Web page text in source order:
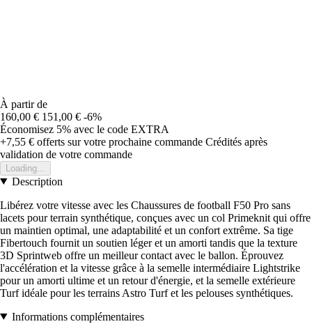
À partir de
160,00 € 151,00 € -6%
Économisez 5% avec le code EXTRA
+7,55 € offerts sur votre prochaine commande Crédités après
validation de votre commande
Loading...
Description
Libérez votre vitesse avec les Chaussures de football F50 Pro sans
lacets pour terrain synthétique, conçues avec un col Primeknit qui offre
un maintien optimal, une adaptabilité et un confort extrême. Sa tige
Fibertouch fournit un soutien léger et un amorti tandis que la texture
3D Sprintweb offre un meilleur contact avec le ballon. Éprouvez
l'accélération et la vitesse grâce à la semelle intermédiaire Lightstrike
pour un amorti ultime et un retour d'énergie, et la semelle extérieure
Turf idéale pour les terrains Astro Turf et les pelouses synthétiques.
Informations complémentaires